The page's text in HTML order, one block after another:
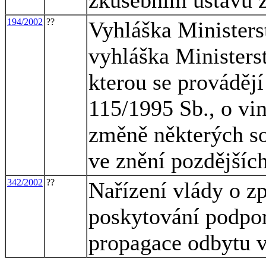
194/2002 ??
Vyhláška
vyhláška
kterou se
115/1995 Sb., o
změně některých
ve znění
342/2002 ??
Nařízení vlády o
poskytování
propagace odbytu